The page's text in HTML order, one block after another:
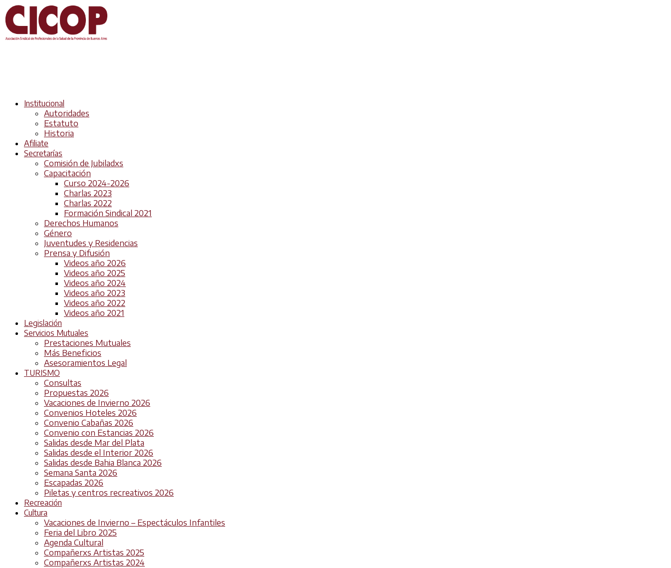
Institucional
Autoridades
Estatuto
Historia
Afiliate
Secretarías
Comisión de Jubiladxs
Capacitación
Curso 2024-2026
Charlas 2023
Charlas 2022
Formación Sindical 2021
Derechos Humanos
Género
Juventudes y Residencias
Prensa y Difusión
Videos año 2026
Videos año 2025
Videos año 2024
Videos año 2023
Videos año 2022
Videos año 2021
Legislación
Servicios Mutuales
Prestaciones Mutuales
Más Beneficios
Asesoramientos Legal
TURISMO
Consultas
Propuestas 2026
Vacaciones de Invierno 2026
Convenios Hoteles 2026
Convenio Cabañas 2026
Convenio con Estancias 2026
Salidas desde Mar del Plata
Salidas desde el Interior 2026
Salidas desde Bahia Blanca 2026
Semana Santa 2026
Escapadas 2026
Piletas y centros recreativos 2026
Recreación
Cultura
Vacaciones de Invierno – Espectáculos Infantiles
Feria del Libro 2025
Agenda Cultural
Compañerxs Artistas 2025
Compañerxs Artistas 2024